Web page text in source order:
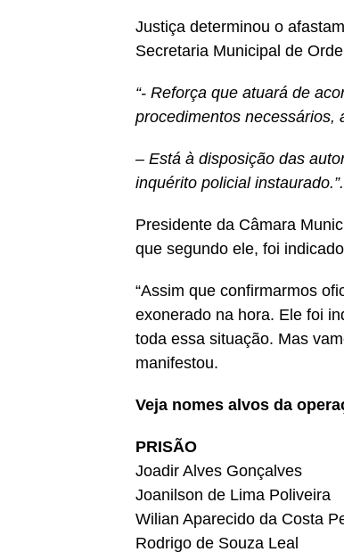
Justiça determinou o
Secretaria Municipal de
“- Reforça que atuará de
procedimentos necessários,
– Está à disposição das
inquérito policial instaurado.”.
Presidente da Câmara
que segundo ele, foi
“Assim que confirmarmos
exonerado na hora. Ele foi
toda essa situação. Mas
manifestou.
Veja nomes alvos da
PRISÃO
Joadir Alves Gonçalves
Joanilson de Lima Poliveira
Wilian Aparecido da Costa
Rodrigo de Souza Leal